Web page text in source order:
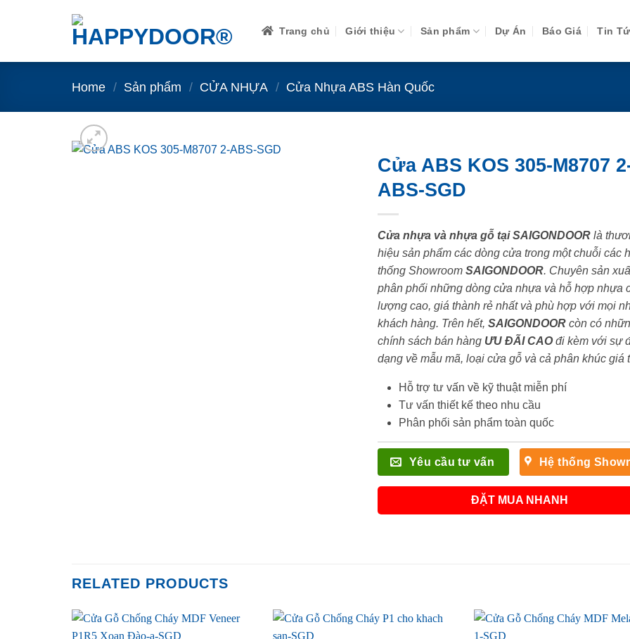
Trang chủ Giới thiệu Sản phẩm Dự Án Báo Giá Tin
Home / Sản phẩm / CỬA NHỰA / Cửa Nhựa ABS Hàn Quốc
Cửa ABS KOS 305-M8707
ABS-SGD
Cửa nhựa và nhựa gỗ tại SAIGONDOORlà
hiệu sản phẩm các dòng cửa trong một chuỗi các
thống Showroom SAIGONDOOR. Chuyên sản
phân phối những dòng cửa nhựa và hỗ hợp nhựa
lượng cao, giá thành rẻ nhất và phù hợp với mọi
khách hàng. Trên hết, SAIGONDOORcòn có
chính sách bán hàng ƯU ĐÃI CAOđi kèm với sự
dạng về mẫu mã, loại cửa gỗ và cả phân khúc giá
Hỗ trợ tư vấn về kỹ thuật miễn phí
Tư vấn thiết kế theo nhu cầu
Phân phối sản phẩm toàn quốc
Yêu cầu tư vấn Hệ thống
ĐẶT MUA NHANH
RELATED PRODUCTS